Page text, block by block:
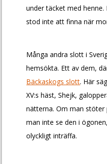
under täcket med
stod inte att finna när
Många andra slott i
hemsökta. Ett av dem,
Bäckaskogs slott. Här
XV:s häst, Shejk,
nätterna. Om man stöter
man inte se den i
olyckligt inträffa.